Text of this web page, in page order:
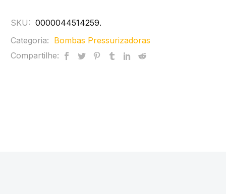
SKU: 0000044514259.
Categoria: Bombas Pressurizadoras
Compartilhe: